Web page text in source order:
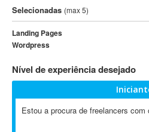
3DS Max
3GSM
4D Dimension
802.11
A&P
A-GPS
A2Billing
AAUS Scientific Diver
Selecionadas (max 5)
Landing Pages
Wordpress
Nível de experiência desejado
Estou a procura de freelancers